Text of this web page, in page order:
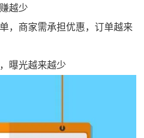
越少
商家需承担优惠，订单越来
曝光越来越少